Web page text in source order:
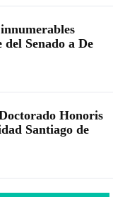
del Senado a De
Honoris
Santiago de